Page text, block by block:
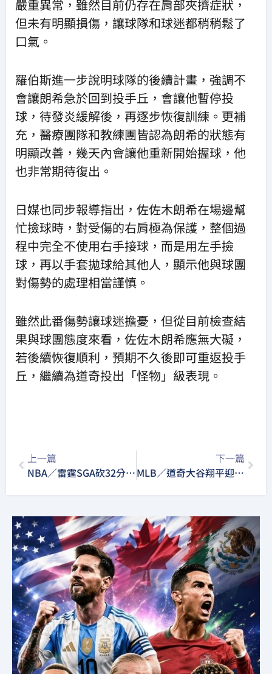
嚴重異常，雖然目前仍存在肩部夾擠症狀，
但未有明顯損傷，讓球隊和球迷都稍稍鬆了
口氣。
羅伯斯進一步說明球隊的後續計畫，強調不
會讓朗希急於回到投手丘，會讓他暫停投
球，待發炎緩解後，再逐步恢復訓練。更補
充，醫療團隊和教練團皆認為朗希的狀態有
明顯改善，幾天內會讓他重新開始握球，他
也非常期待復出。
日媒也同步報導指出，佐佐木朗希在場邊幫
忙撿球時，對受傷的右肩極為保護，整個過
程中完全不使用右手接球，而是用左手撿
球，再以手套拋球給其他人，顯示他與球團
對傷勢的處理相當謹慎。
雖然此番傷勢讓球迷擔憂，但從目前檢查結
果與球團態度來看，佐佐木朗希應無大礙，
若後續恢復順利，預期不久後即可重返投手
丘，繼續為道奇投出「怪物」級表現。
上一篇
NBA／雷霆SGA砍32分無力關門！金塊3人上20分力拼第七戰
下一篇
MLB／道奇大谷翔平迎戰運動家單場雙響砲 站上大聯盟第一